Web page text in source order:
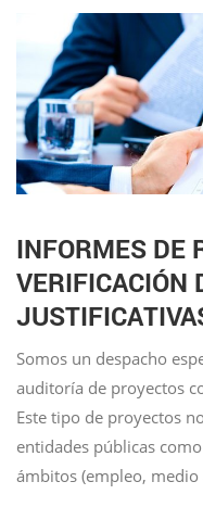
INFORMES DE
VERIFICACIÓN
Somos un despacho
auditoría de proyectos
Este tipo de proyectos
entidades públicas
ámbitos (empleo,